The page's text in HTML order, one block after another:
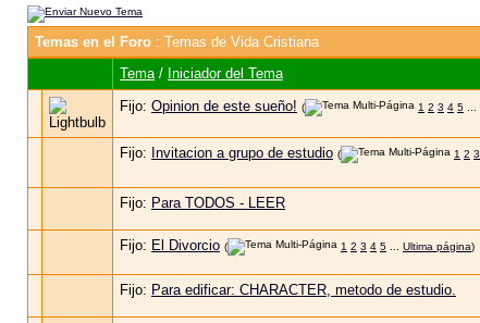
Temas en el Foro : Temas de Vida Cristiana
Tema/ Iniciador del Tema
Fijo: Opinion de este sueño! ( 1 2 3 4 5
Fijo: Invitacion a grupo de estudio ( 1 2 3
Fijo: Para TODOS - LEER
Fijo: El Divorcio ( 1 2 3 4 5 Ultima página)
Fijo: Para edificar: CHARACTER, metodo de estudio.